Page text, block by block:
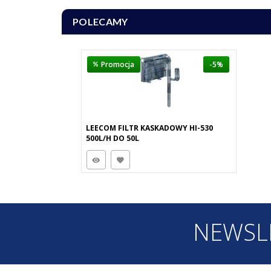
POLECAMY
Promocja -5%
LEECOM FILTR KASKADOWY HI-530
500L/H DO 50L